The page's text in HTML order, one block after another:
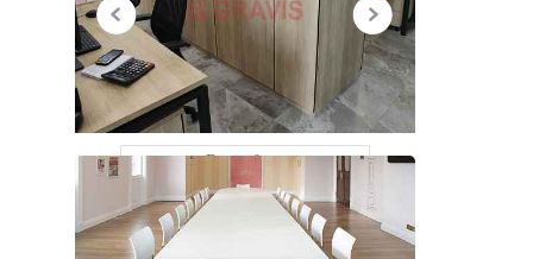
Все работы
НЕДАВНО
ПРОСМОТРЕННЫЕ